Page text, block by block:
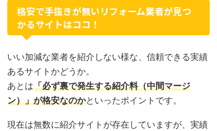
格安で手抜きが無いリフォーム業者が見つ
かるサイトはココ！
いい加減な業者を紹介しない様な、信頼できる実績
あるサイトかどうか。
あとは「必ず裏で発生する紹介料（中間マージ
ン）」が格安なのかといったポイントです。
現在は無数に紹介サイトが存在していますが、実績